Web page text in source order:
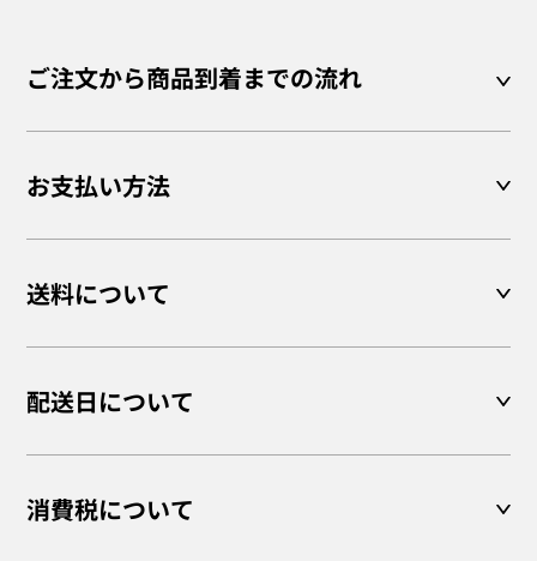
ご注文から商品到着までの流れ
お支払い方法
送料について
配送日について
消費税について